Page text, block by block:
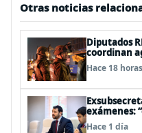
Otras noticias
Diputados
coordinan
de proyectos
Hace 18 horas
exámenes:
dicho que
Hace 1 día